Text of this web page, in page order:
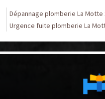
Dépannage plomberie La Motte
Urgence fuite plomberie La